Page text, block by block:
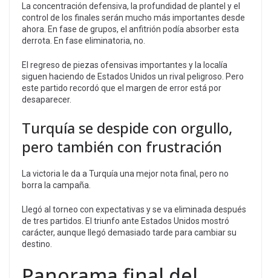
La concentración defensiva, la profundidad de plantel y el
control de los finales serán mucho más importantes desde
ahora. En fase de grupos, el anfitrión podía absorber esta
derrota. En fase eliminatoria, no.
El regreso de piezas ofensivas importantes y la localía
siguen haciendo de Estados Unidos un rival peligroso. Pero
este partido recordó que el margen de error está por
desaparecer.
Turquía se despide con orgullo,
pero también con frustración
La victoria le da a Turquía una mejor nota final, pero no
borra la campaña.
Llegó al torneo con expectativas y se va eliminada después
de tres partidos. El triunfo ante Estados Unidos mostró
carácter, aunque llegó demasiado tarde para cambiar su
destino.